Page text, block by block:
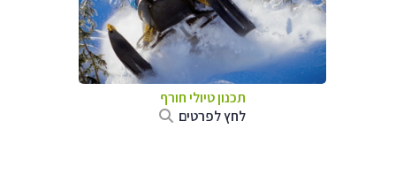
תכנון טיולי חורף
לחץ לפרטים